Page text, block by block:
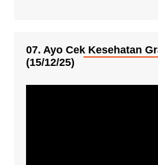
07. Ayo Cek Kesehatan
(15/12/25)